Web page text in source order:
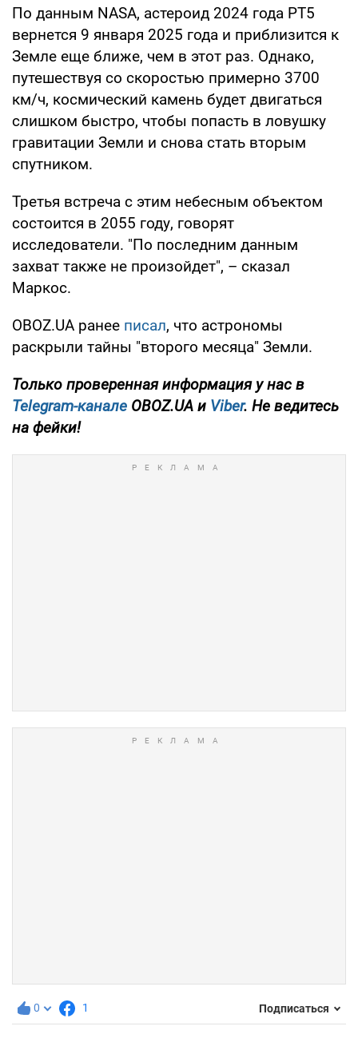
По данным NASA, астероид 2024 года PT5
вернется 9 января 2025 года и приблизится к
Земле еще ближе, чем в этот раз. Однако,
путешествуя со скоростью примерно 3700
км/ч, космический камень будет двигаться
слишком быстро, чтобы попасть в ловушку
гравитации Земли и снова стать вторым
спутником.
Третья встреча с этим небесным объектом
состоится в 2055 году, говорят
исследователи. "По последним данным
захват также не произойдет", – сказал
Маркос.
OBOZ.UA ранее писал, что астрономы
раскрыли тайны "второго месяца" Земли.
Только проверенная информация у нас в
Telegram-канале OBOZ.UA и Viber. Не ведитесь
на фейки!
0 1 Подписаться